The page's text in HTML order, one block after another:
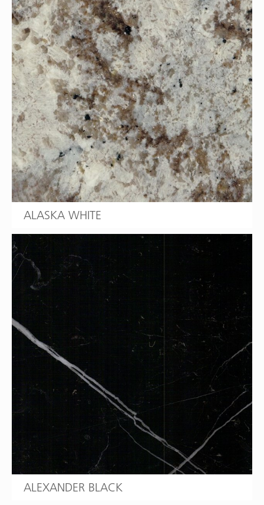
ALASKA WHITE
ALEXANDER BLACK